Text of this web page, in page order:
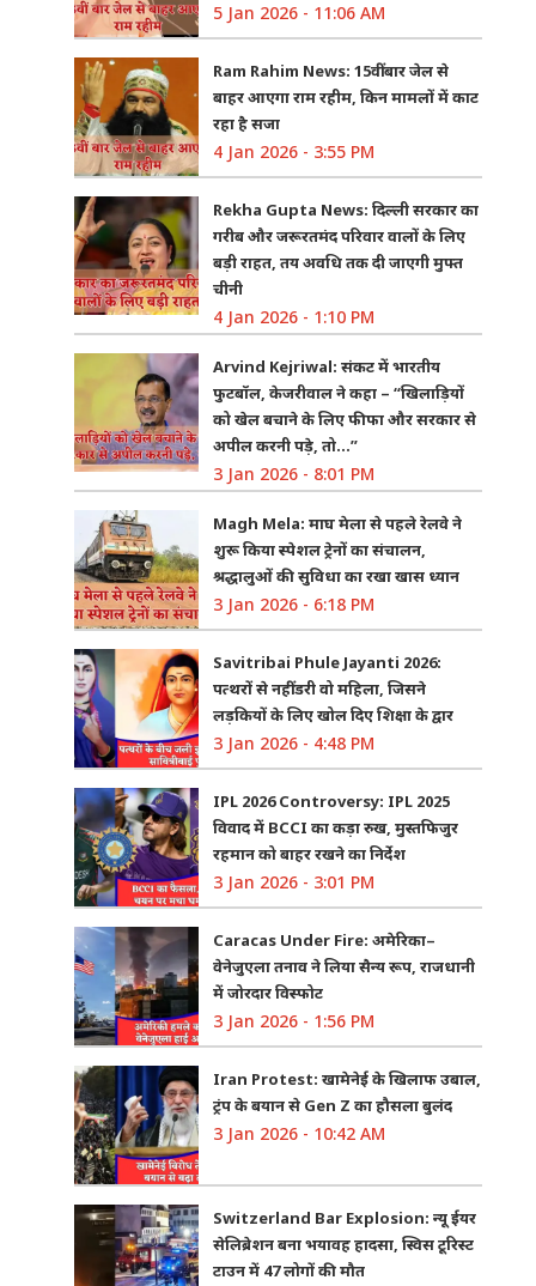
5 Jan 2026 - 11:06 AM
Ram Rahim News: 15वीं बार जेल से
बाहर आएगा राम रहीम, किन मामलों में काट
रहा है सजा
4 Jan 2026 - 3:55 PM
Rekha Gupta News: दिल्ली सरकार का
गरीब और जरूरतमंद परिवार वालों के लिए
बड़ी राहत, तय अवधि तक दी जाएगी मुफ्त
चीनी
4 Jan 2026 - 1:10 PM
Arvind Kejriwal: संकट में भारतीय
फुटबॉल, केजरीवाल ने कहा – “खिलाड़ियों
को खेल बचाने के लिए फीफा और सरकार से
अपील करनी पड़े, तो…”
3 Jan 2026 - 8:01 PM
Magh Mela: माघ मेला से पहले रेलवे ने
शुरू किया स्पेशल ट्रेनों का संचालन,
श्रद्धालुओं की सुविधा का रखा खास ध्यान
3 Jan 2026 - 6:18 PM
Savitribai Phule Jayanti 2026:
पत्थरों से नहीं डरी वो महिला, जिसने
लड़कियों के लिए खोल दिए शिक्षा के द्वार
3 Jan 2026 - 4:48 PM
IPL 2026 Controversy: IPL 2025
विवाद में BCCI का कड़ा रुख, मुस्तफिजुर
रहमान को बाहर रखने का निर्देश
3 Jan 2026 - 3:01 PM
Caracas Under Fire: अमेरिका–
वेनेजुएला तनाव ने लिया सैन्य रूप, राजधानी
में जोरदार विस्फोट
3 Jan 2026 - 1:56 PM
Iran Protest: खामेनेई के खिलाफ उबाल,
ट्रंप के बयान से Gen Z का हौसला बुलंद
3 Jan 2026 - 10:42 AM
Switzerland Bar Explosion: न्यू ईयर
सेलिब्रेशन बना भयावह हादसा, स्विस टूरिस्ट
टाउन में 47 लोगों की मौत